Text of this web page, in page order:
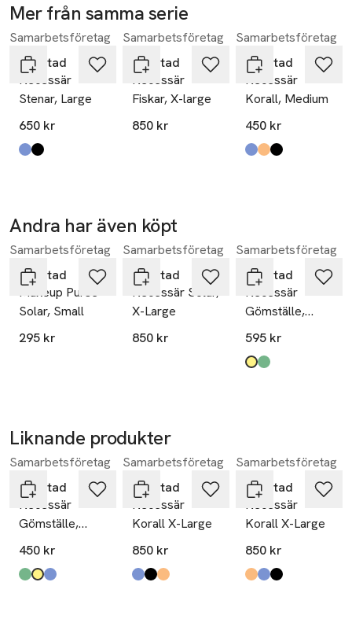
Material: Yttertyg: 100% ekologisk GOTS-certifierad bomull.
Foder: 100% ekologisk GOTS-certifierad bomull.
Storlek: L 22 x B 8 x H 13 cm
Tvättråd: Maskintvätt 40°, se nedan för utförligt skötselråd
Mer från samma serie
Hoppa över bildspelet
Samarbetsföretag
Gyllstad
Necessär
Stenar, Large
650 kr
Produkten finns i färgerna:
blå,
black on white
Samarbetsföretag
Gyllstad
Necessär
Fiskar, X-large
850 kr
Samarbetsföretag
Gyllstad
Necessär
Korall, Medium
450 kr
Produkten finns i
blå,
orange
svart,
Andra har även köpt
Hoppa över bildspelet
Samarbetsföretag
Gyllstad
Makeup Purse
Solar, Small
295 kr
Samarbetsföretag
Gyllstad
Necessär Solar,
X-Large
850 kr
Samarbetsföretag
Gyllstad
Necessär
Gömställe,
Large
595 kr
Produkten finns i
gul,
grön
Liknande produkter
Hoppa över bildspelet
Samarbetsföretag
Gyllstad
Necessär
Gömställe,
Medium
450 kr
Produkten finns i färgerna:
grön,
mässing
petrol,
Samarbetsföretag
Gyllstad
Necessär
Korall X-Large
850 kr
Produkten finns i färgerna:
blå,
svart,
orange
Samarbetsföretag
Gyllstad
Necessär
Korall X-Large
850 kr
Produkten finns i
orange
blå,
svart,